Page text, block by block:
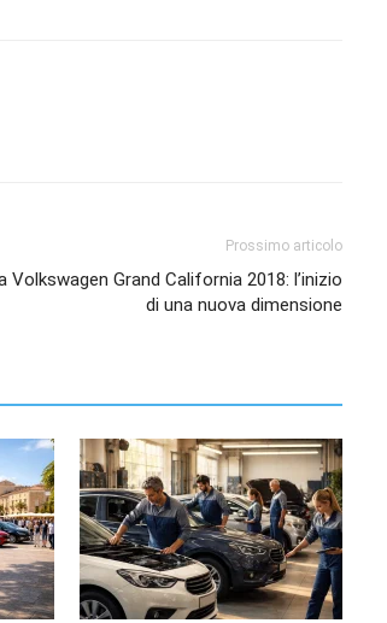
Prossimo articolo
Volkswagen Grand California 2018: l’inizio
di una nuova dimensione